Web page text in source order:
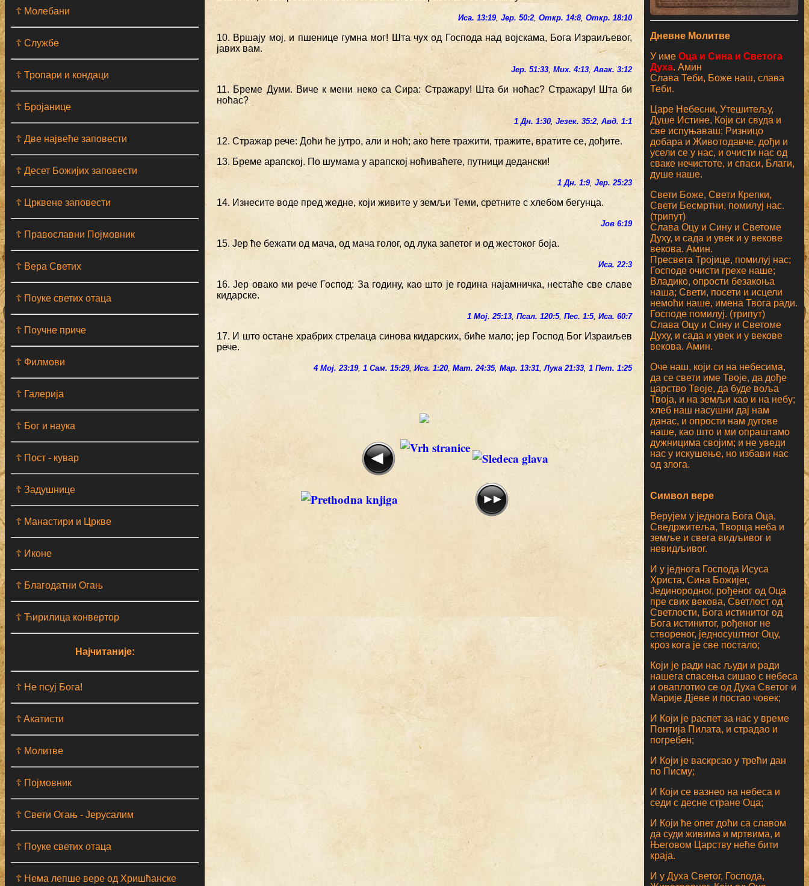
☦ Молебани
☦ Службе
☦ Тропари и кондаци
☦ Бројанице
☦ Две највеће заповести
☦ Десет Божијих заповести
☦ Црквене заповести
☦ Православни Појмовник
☦ Вера Светих
☦ Поуке светих отаца
☦ Поучне приче
☦ Филмови
☦ Галерија
☦ Бог и наука
☦ Пост - кувар
☦ Задушнице
☦ Манастири и Цркве
☦ Иконе
☦ Благодатни Огањ
☦ Ћирилица конвертор
Најчитаније:
☦ Не псуј Бога!
☦ Aкатисти
☦ Молитве
☦ Појмовник
☦ Свети Огањ - Јерусалим
☦ Поуке светих отаца
☦ Нема лепше вере од Хришћанске
Иса. 13:19,Јер. 50:2,Откр. 14:8,Откр. 18:10
10. Вршају мој, и пшенице гумна мог! Шта чух од Господа над војскама, Бога Израиљевог,
јавих вам.
Јер. 51:33,Мих. 4:13,Авак. 3:12
11. Бреме Думи. Виче к мени неко са Сира: Стражару! Шта би ноћас? Стражару! Шта би
ноћас?
1 Дн. 1:30,Језек. 35:2,Авд. 1:1
12. Стражар рече: Доћи ће јутро, али и ноћ; ако ћете тражити, тражите, вратите се, дођите.
13. Бреме арапској. По шумама у арапској ноћиваћете, путници дедански!
1 Дн. 1:9,Јер. 25:23
14. Изнесите воде пред жедне, који живите у земљи Теми, сретните с хлебом бегунца.
Јов 6:19
15. Јер ће бежати од мача, од мача голог, од лука запетог и од жестоког боја.
Иса. 22:3
16. Јер овако ми рече Господ: За годину, као што је година најамничка, нестаће све славе
кидарске.
1 Мој. 25:13,Псал. 120:5,Пес. 1:5,Иса. 60:7
17. И што остане храбрих стрелаца синова кидарских, биће мало; јер Господ Бог Израиљев
рече.
4 Мој. 23:19,1 Сам. 15:29,Иса. 1:20,Мат. 24:35,Мар. 13:31,Лука 21:33,1 Пет. 1:25
Дневне Молитве
У имеОца и Сина и Светога
Духа. Амин
Слава Теби, Боже наш, слава
Теби.
Царе Небесни, Утешитељу,
Душе Истине, Који си свуда и
све испуњаваш; Ризницо
добара и Животодавче, дођи и
усели се у нас, и очисти нас од
сваке нечистоте, и спаси, Благи,
душе наше.
Свети Боже, Свети Крепки,
Свети Бесмртни, помилуј нас.
(трипут)
Слава Оцу и Сину и Светоме
Духу, и сада и увек и у векове
векова. Амин.
Пресвета Тројице, помилуј нас;
Господе очисти грехе наше;
Владико, опрости безакоња
наша; Свети, посети и исцели
немоћи наше, имена Твога ради.
Господе помилуј. (трипут)
Слава Оцу и Сину и Светоме
Духу, и сада и увек и у векове
векова. Амин.
Оче наш, који си на небесима,
да се свети име Твоје, да дође
царство Твоје, да буде воља
Твоја, и на земљи као и на небу;
хлеб наш насушни дај нам
данас, и опрости нам дугове
наше, као што и ми опраштамо
дужницима својим; и не уведи
нас у искушење, но избави нас
од злога.
Символ вере
Верујем у једнога Бога Оца,
Сведржитеља, Творца неба и
земље и свега видљивог и
невидљивог.
И у једнога Господа Исуса
Христа, Сина Божијег,
Јединородног, рођеног од Оца
пре свих векова, Светлост од
Светлости, Бога истинитог од
Бога истинитог, рођеног не
створеног, једносуштног Оцу,
кроз кога је све постало;
Који је ради нас људи и ради
нашега спасења сишао с небеса
и оваплотио се од Духа Светог и
Марије Дјеве и постао човек;
И Који је распет за нас у време
Понтија Пилата, и страдао и
погребен;
И Који је васкрсао у трећи дан
по Писму;
И Који се вазнео на небеса и
седи с десне стране Оца;
И Који ће опет доћи са славом
да суди живима и мртвима, и
Његовом Царству неће бити
краја.
И у Духа Светог, Господа,